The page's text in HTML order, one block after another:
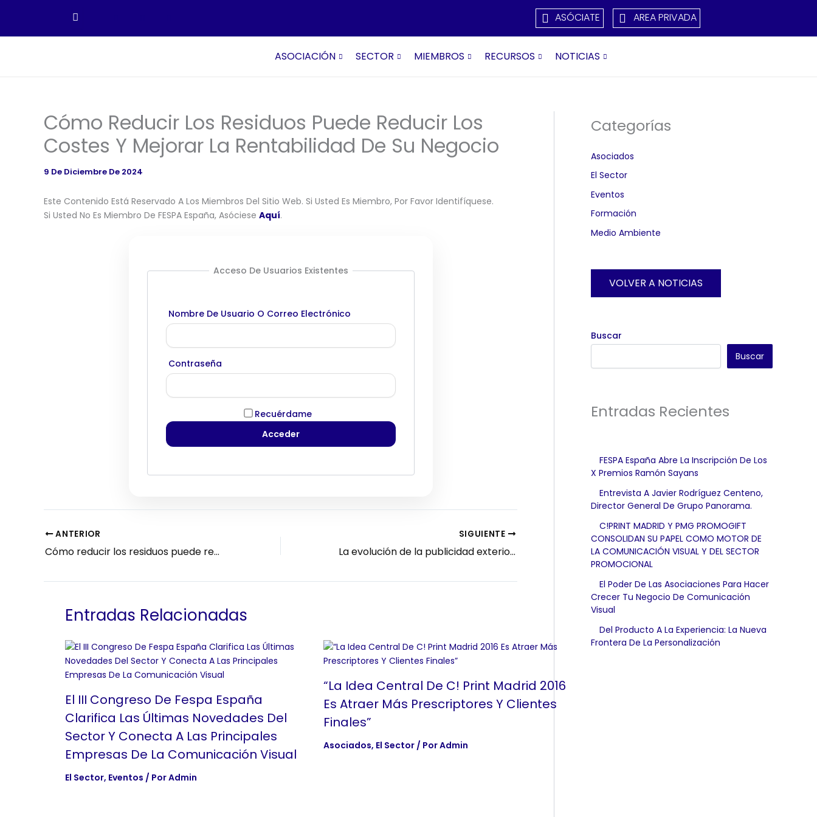
Contenido
ASÓCIATE AREA PRIVADA
ASOCIACIÓN SECTOR MIEMBROS RECURSOS NOTICIAS
Cómo Reducir Los Residuos Puede Reducir Los
Costes Y Mejorar La Rentabilidad De Su Negocio
9 De Diciembre De 2024
Este Contenido Está Reservado A Los Miembros Del Sitio Web. Si Usted Es Miembro, Por Favor Identifíquese.
Si Usted No Es Miembro De FESPA España, Asóciese Aquí.
Acceso De Usuarios Existentes
Nombre De Usuario O Correo Electrónico
Contraseña
Recuérdame
ANTERIOR
Cómo reducir los residuos puede reducir los costes y mejorar la rentabilidad de su negocio
SIGUIENTE
La evolución de la publicidad exterior en la era digital
Entradas Relacionadas
El III Congreso De Fespa España
Clarifica Las Últimas Novedades Del
Sector Y Conecta A Las Principales
Empresas De La Comunicación Visual
El Sector, Eventos / PorAdmin
“La Idea Central De C! Print Madrid 2016
Es Atraer Más Prescriptores Y Clientes
Finales”
Asociados, El Sector / PorAdmin
Categorías
Asociados
El Sector
Eventos
Formación
Medio Ambiente
VOLVER A NOTICIAS
Buscar
Buscar
Entradas Recientes
FESPA España Abre La Inscripción De Los
X Premios Ramón Sayans
Entrevista A Javier Rodríguez Centeno,
Director General De Grupo Panorama.
C!PRINT MADRID Y PMG PROMOGIFT
CONSOLIDAN SU PAPEL COMO MOTOR DE
LA COMUNICACIÓN VISUAL Y DEL SECTOR
PROMOCIONAL
El Poder De Las Asociaciones Para Hacer
Crecer Tu Negocio De Comunicación
Visual
Del Producto A La Experiencia: La Nueva
Frontera De La Personalización